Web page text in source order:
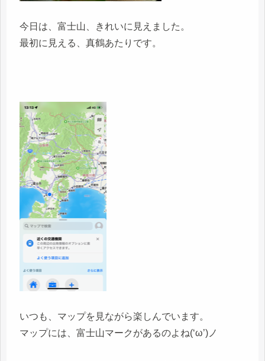
今日は、富士山、きれいに見えました。
最初に見える、真鶴あたりです。
いつも、マップを見ながら楽しんでいます。
マップには、富士山マークがあるのよね(‘ω’)ノ